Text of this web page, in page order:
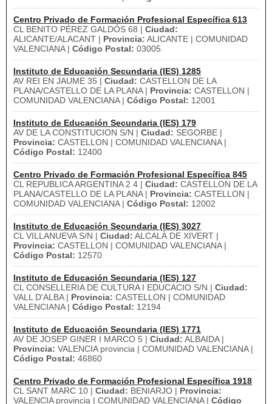
Centro Privado de Formación Profesional Específica 613
CL BENITO PÉREZ GALDÓS 68 | Ciudad:
ALICANTE/ALACANT | Provincia: ALICANTE | COMUNIDAD
VALENCIANA | Código Postal: 03005
Instituto de Educación Secundaria (IES) 1285
AV REI EN JAUME 35 | Ciudad: CASTELLON DE LA
PLANA/CASTELLO DE LA PLANA | Provincia: CASTELLON |
COMUNIDAD VALENCIANA | Código Postal: 12001
Instituto de Educación Secundaria (IES) 179
AV DE LA CONSTITUCION S/N | Ciudad: SEGORBE |
Provincia: CASTELLON | COMUNIDAD VALENCIANA |
Código Postal: 12400
Centro Privado de Formación Profesional Específica 845
CL REPUBLICA ARGENTINA 2 4 | Ciudad: CASTELLON DE LA
PLANA/CASTELLO DE LA PLANA | Provincia: CASTELLON |
COMUNIDAD VALENCIANA | Código Postal: 12002
Instituto de Educación Secundaria (IES) 3027
CL VILLANUEVA S/N | Ciudad: ALCALÀ DE XIVERT |
Provincia: CASTELLON | COMUNIDAD VALENCIANA |
Código Postal: 12570
Instituto de Educación Secundaria (IES) 127
CL CONSELLERIA DE CULTURA I EDUCACIO S/N | Ciudad:
VALL D'ALBA | Provincia: CASTELLON | COMUNIDAD
VALENCIANA | Código Postal: 12194
Instituto de Educación Secundaria (IES) 1771
AV DE JOSEP GINER I MARCO 5 | Ciudad: ALBAIDA |
Provincia: VALENCIA provincia | COMUNIDAD VALENCIANA |
Código Postal: 46860
Centro Privado de Formación Profesional Específica 1918
CL SANT MARC 10 | Ciudad: BENIARJO | Provincia:
VALENCIA provincia | COMUNIDAD VALENCIANA | Código